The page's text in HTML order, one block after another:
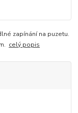
zapínání na puzetu.
celý popis